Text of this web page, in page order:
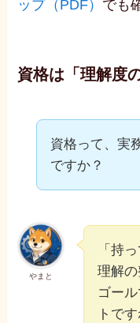
ップ（PDF） でも
資格は「理解度
資格って、実
ですか？
やまと
「持
理解の
ゴー
トです